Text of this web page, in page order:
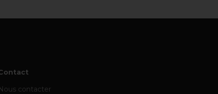
contacter